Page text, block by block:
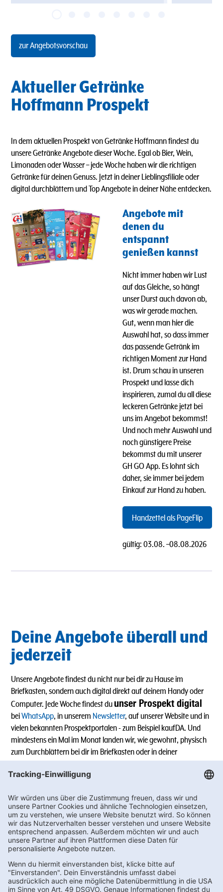
zur Angebotsvorschau
Aktueller Getränke
Hoffmann Prospekt
In dem aktuellen Prospekt von Getränke Hoffmann findest du
unsere Getränke Angebote dieser Woche. Egal ob Bier, Wein,
Limonaden oder Wasser–jede Woche haben wir die richtigen
Getränke für deinen Genuss. Jetzt in deiner Lieblingsfiliale oder
digital durchblättern und Top Angebote in deiner Nähe entdecken.
Angebote mit
denen du
entspannt
genießen kannst
Nicht immer haben wir Lust
auf das Gleiche, so hängt
unser Durst auch davon ab,
was wir gerade machen.
Gut, wenn man hier die
Auswahl hat, so dass immer
das passende Getränk im
richtigen Moment zur Hand
ist. Drum schau in unseren
Prospekt und lasse dich
inspirieren, zumal du all diese
leckeren Getränke jetzt bei
uns im Angebot bekommst!
Und noch mehr Auswahl und
noch günstigere Preise
bekommst du mit unserer
GH GO App. Es lohnt sich
daher, sie immer bei jedem
Einkauf zur Hand zu haben.
Handzettel als PageFlip
gültig: 03.08. –08.08.2026
Deine Angebote überall und
jederzeit
Unsere Angebote findest du nicht nur bei dir zu Hause im
Briefkasten, sondern auch digital direkt auf deinem Handy oder
Computer. Jede Woche findest du unser Prospekt digital
beiWhatsApp, in unserem Newsletter, auf unserer Website und in
vielen bekannten Prospektportalen - zum Beispiel kaufDA. Und
mindestens ein Mal im Monat landen wir, wie gewohnt, physisch
zum Durchblättern bei dir im Briefkasten oder in deiner
Lieblingsfiliale.
Alle Angebote sind ohne Gewähr, Änderungen und Schreibfehler
sind vorbehalten. Preisabweichungen in einzelnen Filialen sind
möglich.